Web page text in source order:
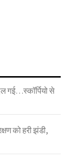
गई…स्कॉर्पियो से
को हरी झंडी,